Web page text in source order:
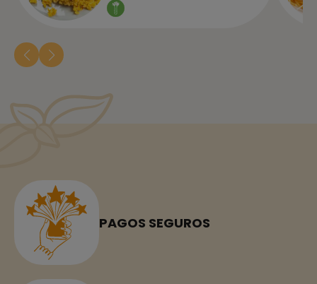
PAGOS SEGUROS